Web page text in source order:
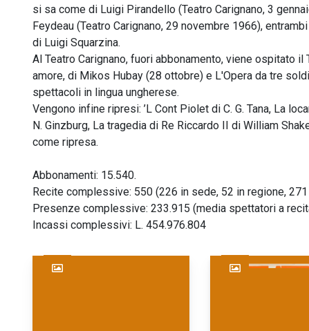
si sa come di Luigi Pirandello (Teatro Carignano, 3
Feydeau (Teatro Carignano, 29 novembre 1966),
di Luigi Squarzina.
Al Teatro Carignano, fuori abbonamento, viene ospitato
amore, di Mikos Hubay (28 ottobre) e L'Opera da tre
spettacoli in lingua ungherese.
Vengono infine ripresi: ’L Cont Piolet di C. G. Tana, La
N. Ginzburg, La tragedia di Re Riccardo II di William
come ripresa.
Abbonamenti: 15.540.
Recite complessive: 550 (226 in sede, 52 in regione,
Presenze complessive: 233.915 (media spettatori a
Incassi complessivi: L. 454.976.804